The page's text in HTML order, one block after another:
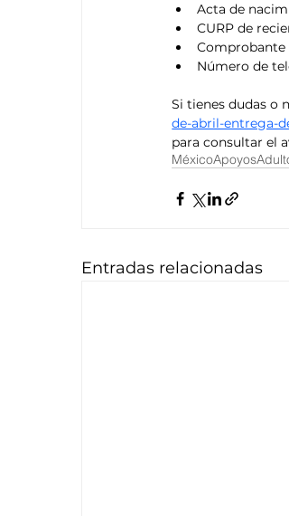
Acta de
CURP de
Comprobante
Número de
Si tienes dudas o
de-abril-entrega-
para consultar el
MéxicoApoyos
Entradas relacionadas